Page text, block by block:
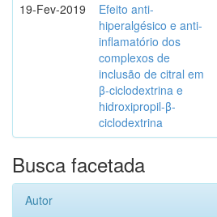
19-Fev-2019
Efeito anti-
hiperalgésico e anti-
inflamatório dos
complexos de
inclusão de citral em
β-ciclodextrina e
hidroxipropil-β-
ciclodextrina
Busca facetada
Autor